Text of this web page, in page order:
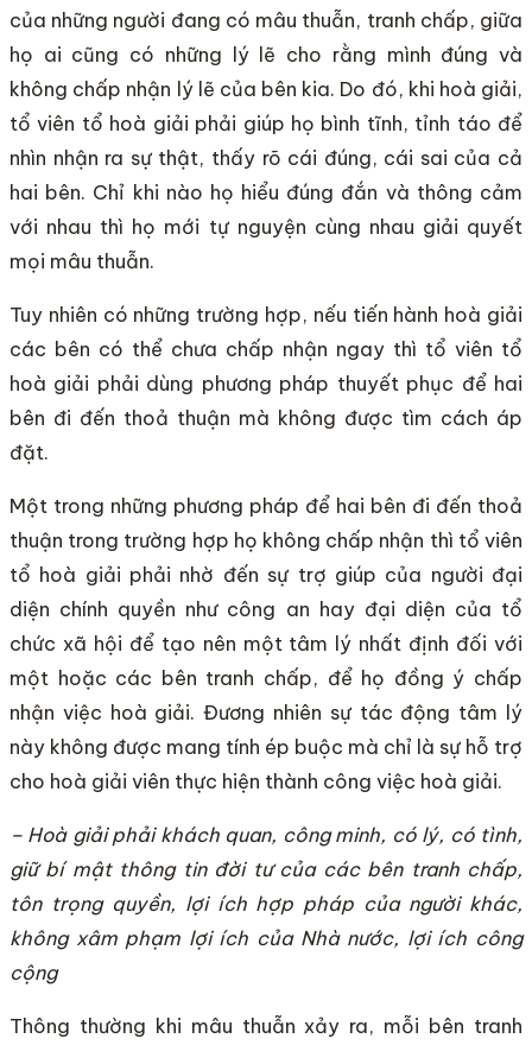
của những người đang có mâu thuẫn, tranh chấp, giữa
họ ai cũng có những lý lẽ cho rằng mình đúng và
không chấp nhận lý lẽ của bên kia. Do đó, khi hoà giải,
tổ viên tổ hoà giải phải giúp họ bình tĩnh, tỉnh táo để
nhìn nhận ra sự thật, thấy rõ cái đúng, cái sai của cả
hai bên. Chỉ khi nào họ hiểu đúng đắn và thông cảm
với nhau thì họ mới tự nguyện cùng nhau giải quyết
mọi mâu thuẫn.
Tuy nhiên có những trường hợp, nếu tiến hành hoà giải
các bên có thể chưa chấp nhận ngay thì tổ viên tổ
hoà giải phải dùng phương pháp thuyết phục để hai
bên đi đến thoả thuận mà không được tìm cách áp
đặt.
Một trong những phương pháp để hai bên đi đến thoả
thuận trong trường hợp họ không chấp nhận thì tổ viên
tổ hoà giải phải nhờ đến sự trợ giúp của người đại
diện chính quyền như công an hay đại diện của tổ
chức xã hội để tạo nên một tâm lý nhất định đối với
một hoặc các bên tranh chấp, để họ đồng ý chấp
nhận việc hoà giải. Đương nhiên sự tác động tâm lý
này không được mang tính ép buộc mà chỉ là sự hỗ trợ
cho hoà giải viên thực hiện thành công việc hoà giải.
– Hoà giải phải khách quan, công minh, có lý, có tình,
giữ bí mật thông tin đời tư của các bên tranh chấp,
tôn trọng quyền, lợi ích hợp pháp của người khác,
không xâm phạm lợi ích của Nhà nước, lợi ích công
cộng
Thông thường khi mâu thuẫn xảy ra, mỗi bên tranh